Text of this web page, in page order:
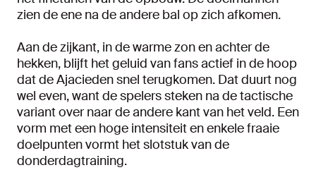
zien de ene na de andere bal op zich afkomen.
Aan de zijkant, in de warme zon en achter de
hekken, blijft het geluid van fans actief in de hoop
dat de Ajacieden snel terugkomen. Dat duurt nog
wel even, want de spelers steken na de tactische
variant over naar de andere kant van het veld. Een
vorm met een hoge intensiteit en enkele fraaie
doelpunten vormt het slotstuk van de
donderdagtraining.